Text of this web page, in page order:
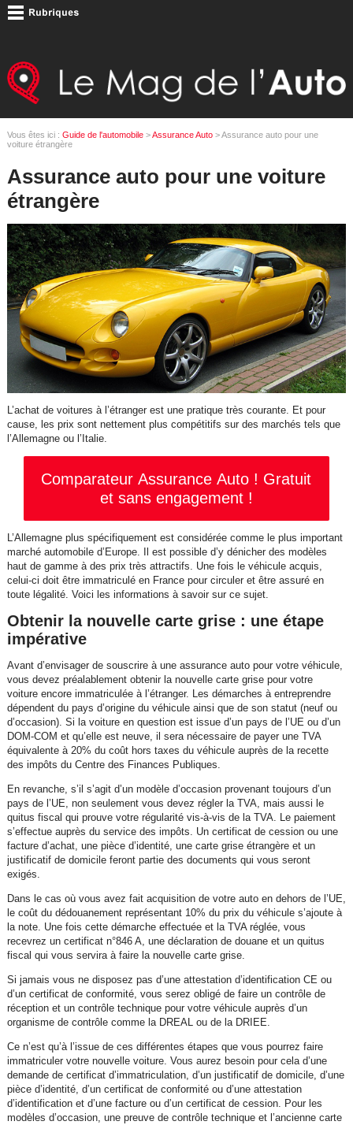
Vous êtes ici : Guide de l'automobile>Assurance Auto> Assurance auto pour une
voiture étrangère
Assurance auto pour une voiture
étrangère
L’achat de voitures à l’étranger est une pratique très courante. Et pour
cause, les prix sont nettement plus compétitifs sur des marchés tels que
l’Allemagne ou l’Italie.
Comparateur Assurance Auto ! Gratuit
et sans engagement !
L’Allemagne plus spécifiquement est considérée comme le plus important
marché automobile d’Europe. Il est possible d’y dénicher des modèles
haut de gamme à des prix très attractifs. Une fois le véhicule acquis,
celui-ci doit être immatriculé en France pour circuler et être assuré en
toute légalité. Voici les informations à savoir sur ce sujet.
Obtenir la nouvelle carte grise : une étape
impérative
Avant d’envisager de souscrire à une assurance auto pour votre véhicule,
vous devez préalablement obtenir la nouvelle carte grise pour votre
voiture encore immatriculée à l’étranger. Les démarches à entreprendre
dépendent du pays d’origine du véhicule ainsi que de son statut (neuf ou
d’occasion). Si la voiture en question est issue d’un pays de l’UE ou d’un
DOM-COM et qu’elle est neuve, il sera nécessaire de payer une TVA
équivalente à 20% du coût hors taxes du véhicule auprès de la recette
des impôts du Centre des Finances Publiques.
En revanche, s’il s’agit d’un modèle d’occasion provenant toujours d’un
pays de l’UE, non seulement vous devez régler la TVA, mais aussi le
quitus fiscal qui prouve votre régularité vis-à-vis de la TVA. Le paiement
s’effectue auprès du service des impôts. Un certificat de cession ou une
facture d’achat, une pièce d’identité, une carte grise étrangère et un
justificatif de domicile feront partie des documents qui vous seront
exigés.
Dans le cas où vous avez fait acquisition de votre auto en dehors de l’UE,
le coût du dédouanement représentant 10% du prix du véhicule s’ajoute à
la note. Une fois cette démarche effectuée et la TVA réglée, vous
recevrez un certificat n°846 A, une déclaration de douane et un quitus
fiscal qui vous servira à faire la nouvelle carte grise.
Si jamais vous ne disposez pas d’une attestation d’identification CE ou
d’un certificat de conformité, vous serez obligé de faire un contrôle de
réception et un contrôle technique pour votre véhicule auprès d’un
organisme de contrôle comme la DREAL ou de la DRIEE.
Ce n’est qu’à l’issue de ces différentes étapes que vous pourrez faire
immatriculer votre nouvelle voiture. Vous aurez besoin pour cela d’une
demande de certificat d’immatriculation, d’un justificatif de domicile, d’une
pièce d’identité, d’un certificat de conformité ou d’une attestation
d’identification et d’une facture ou d’un certificat de cession. Pour les
modèles d’occasion, une preuve de contrôle technique et l’ancienne carte